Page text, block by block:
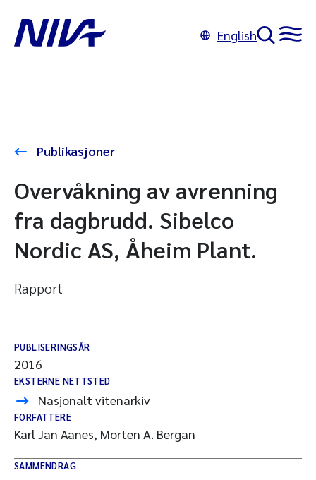
English
Publikasjoner
Overvåkning av avrenning
fra dagbrudd. Sibelco
Nordic AS, Åheim Plant.
Rapport
PUBLISERINGSÅR
2016
EKSTERNE NETTSTED
Nasjonalt vitenarkiv
FORFATTERE
Karl Jan Aanes, Morten A. Bergan
SAMMENDRAG